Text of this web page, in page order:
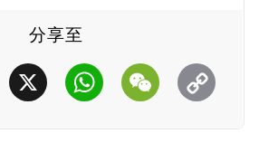
分享至
Facebook
X WhatsAppWeChat